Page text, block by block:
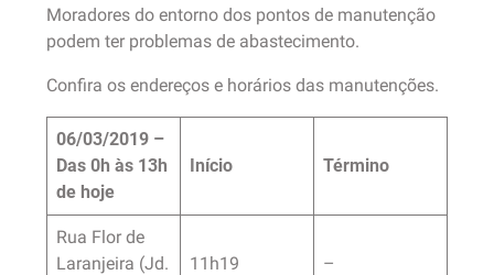
Moradores do entorno dos pontos de manutenção
podem ter problemas de abastecimento.
Confira os endereços e horários das manutenções.
06/03/2019 –
Das 0h às 13h
de hoje
Início Término
Rua Flor de
Laranjeira (Jd.
11h19 –